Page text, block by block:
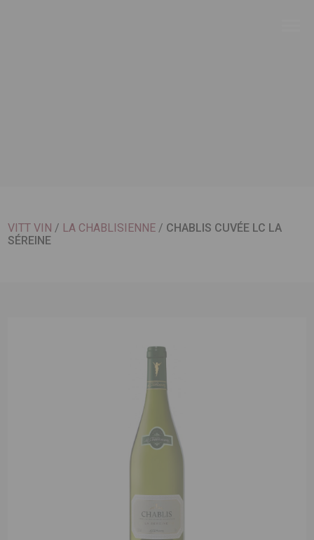
VITT VIN / LA CHABLISIENNE / CHABLIS CUVÉE LC LA
SÉREINE